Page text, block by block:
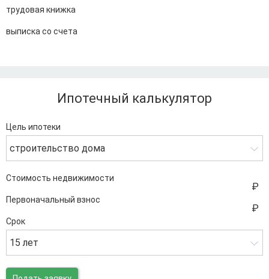
трудовая книжка
выписка со счета
Ипотечный калькулятор
Цель ипотеки
строительство дома
Стоимость недвижимости
Первоначальный взнос
Срок
15 лет